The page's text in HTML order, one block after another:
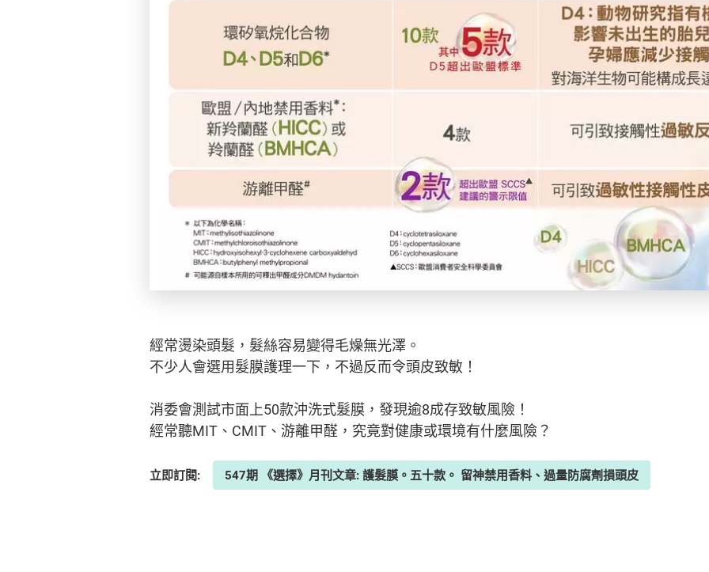
經常燙染頭髮，髮絲容易變得毛燥無光澤。
不少人會選用髮膜護理一下，不過反而令頭皮致敏！
消委會測試市面上50款沖洗式髮膜，發現逾8成存致敏風險！
經常聽MIT、CMIT、游離甲醛，究竟對健康或環境有什麼風險？
立即訂閱: 547期 《選擇》月刊文章: 護髮膜。五十款。 留神禁用香料、過量防腐劑損頭皮